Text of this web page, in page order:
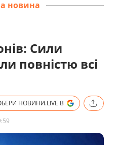
новина
Сили
повністю всі
НОВИНИ.LIVE В